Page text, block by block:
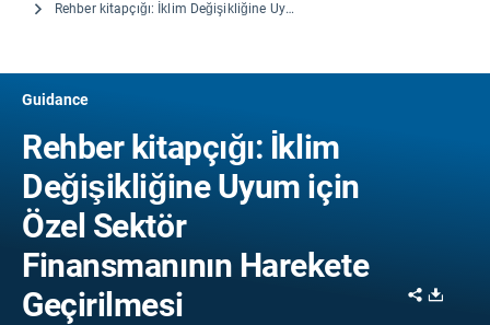
Rehber kitapçığı: İklim Değişikliğine Uyum için Özel Sektör Finansmanının Harekete Geçirilmesi
Guidance
Rehber kitapçığı: İklim
Değişikliğine Uyum için
Özel Sektör
Finansmanının Harekete
Geçirilmesi
Share